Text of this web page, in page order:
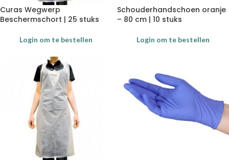
Curas Wegwerp
Beschermschort | 25 stuks
Login om te bestellen
Schouderhandschoen oranje
– 80 cm | 10 stuks
Login om te bestellen